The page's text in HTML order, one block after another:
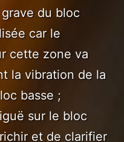
du bloc
car le
cette zone va
la vibration de la
basse ;
sur le bloc
et de clarifier